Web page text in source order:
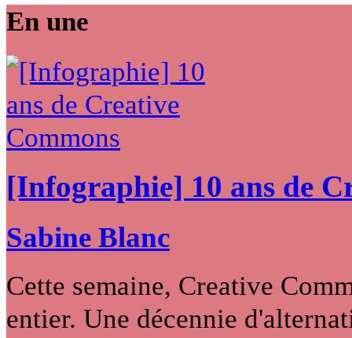
En une
[Infographie] 10 ans de
Sabine Blanc
Cette semaine, Creative
entier. Une décennie